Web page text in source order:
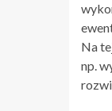
Na
np.